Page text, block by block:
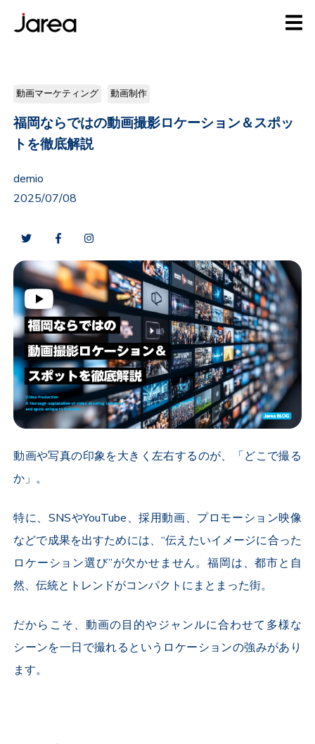
動画マーケティング 動画制作
福岡ならではの動画撮影ロケーション＆スポッ
トを徹底解説
demio
2025/07/08
動画や写真の印象を大きく左右するのが、「どこで撮る
か」。
特に、 SNSやYouTube、採用動画、プロモーション映像
などで成果を出すためには、“伝えたいイメージに合った
ロケーション選び”が欠かせません。福岡は、都市と自
然、伝統とトレンドがコンパクトにまとまった街。
だからこそ、動画の目的やジャンルに合わせて多様な
シーンを一日で撮れるというロケーションの強みがあり
ます。